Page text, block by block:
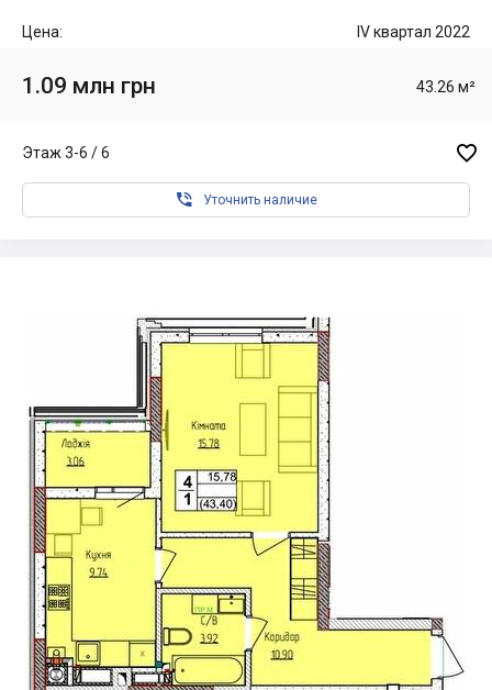
Цена: IV квартал 2022
1.09 млн грн 43.26 м²
Этаж 3-6 / 6 
 Уточнить наличие